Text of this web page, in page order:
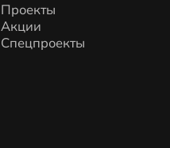
Проекты
Акции
Спецпроекты